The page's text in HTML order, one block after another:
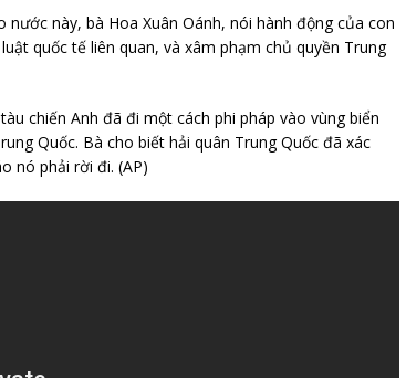
này, bà Hoa Xuân Oánh, nói hành động của con
quốc tế liên quan, và xâm phạm chủ quyền Trung
chiến Anh đã đi một cách phi pháp vào vùng biển
Quốc. Bà cho biết hải quân Trung Quốc đã xác
nó phải rời đi. (AP)